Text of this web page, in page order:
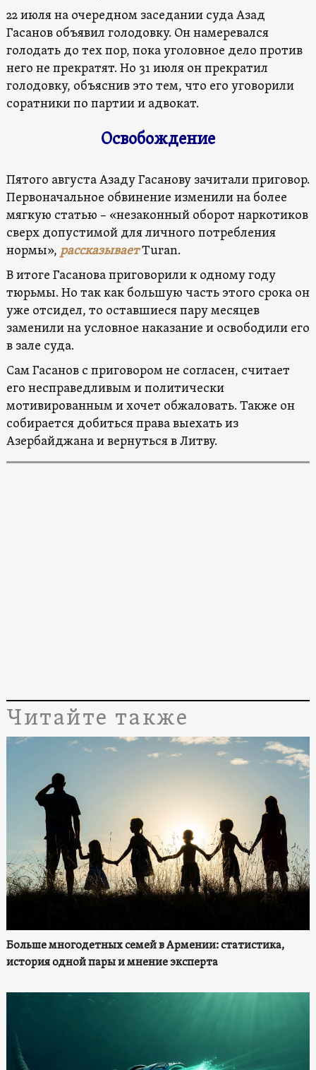
22 июля на очередном заседании суда Азад
Гасанов объявил голодовку. Он намеревался
голодать до тех пор, пока уголовное дело против
него не прекратят. Но 31 июля он прекратил
голодовку, объяснив это тем, что его уговорили
соратники по партии и адвокат.
Освобождение
Пятого августа Азаду Гасанову зачитали приговор.
Первоначальное обвинение изменили на более
мягкую статью – «незаконный оборот наркотиков
сверх допустимой для личного потребления
нормы», рассказываетTuran.
В итоге Гасанова приговорили к одному году
тюрьмы. Но так как большую часть этого срока он
уже отсидел, то оставшиеся пару месяцев
заменили на условное наказание и освободили его
в зале суда.
Сам Гасанов с приговором не согласен, считает
его несправедливым и политически
мотивированным и хочет обжаловать. Также он
собирается добиться права выехать из
Азербайджана и вернуться в Литву.
Читайте также
Больше многодетных семей в Армении: статистика,
история одной пары и мнение эксперта